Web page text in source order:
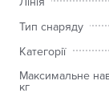
Тип снаряду
Категорії
Максимальне
кг